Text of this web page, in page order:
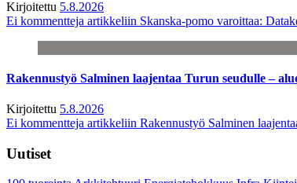
Kirjoitettu 5.8.2026
Ei kommentteja artikkeliin Skanska-pomo varoittaa:
Rakennustyö Salminen laajentaa Turun seudulle –
Kirjoitettu 5.8.2026
Ei kommentteja artikkeliin Rakennustyö Salminen
Uutiset